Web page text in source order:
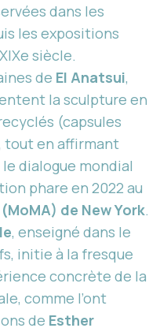
dans les
les expositions
siècle.
de El Anatsui,
la sculpture en
(capsules
tout en affirmant
dialogue mondial
phare en 2022 au
de New York.
, enseigné dans le
initie à la fresque
concrète de la
comme l’ont
de Esther